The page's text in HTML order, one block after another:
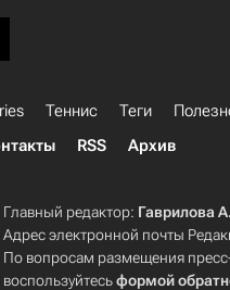
Теннис Теги
RSS Архив
Главный редактор: Гаврилова
Адрес электронной почты
По вопросам размещения
воспользуйтесьформой